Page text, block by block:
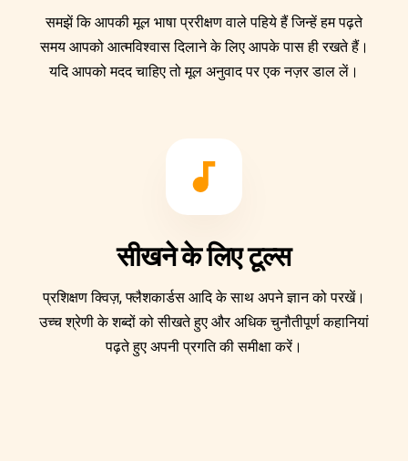
समझें कि आपकी मूल भाषा प्ररीक्षण वाले पहिये हैं जिन्हें हम पढ़ते
समय आपको आत्मविश्वास दिलाने के लिए आपके पास ही रखते हैं।
यदि आपको मदद चाहिए तो मूल अनुवाद पर एक नज़र डाल लें।
सीखने के लिए टूल्स
प्रशिक्षण क्विज़, फ्लैशकार्डस आदि के साथ अपने ज्ञान को परखें।
उच्च श्रेणी के शब्दों को सीखते हुए और अधिक चुनौतीपूर्ण कहानियां
पढ़ते हुए अपनी प्रगति की समीक्षा करें।